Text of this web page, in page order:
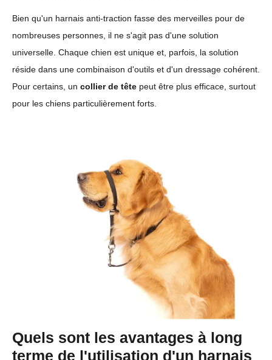
Bien qu'un harnais anti-traction fasse des merveilles pour de
nombreuses personnes, il ne s'agit pas d'une solution
universelle. Chaque chien est unique et, parfois, la solution
réside dans une combinaison d'outils et d'un dressage cohérent.
Pour certains, un collier de tête peut être plus efficace, surtout
pour les chiens particulièrement forts.
Quels sont les avantages à long
terme de l'utilisation d'un harnais